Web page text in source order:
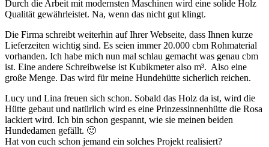
Durch die Arbeit mit modernsten Maschinen wird eine solide Holz
Qualität gewährleistet. Na, wenn das nicht gut klingt.
Die Firma schreibt weiterhin auf Ihrer Webseite, dass Ihnen kurze
Lieferzeiten wichtig sind. Es seien immer 20.000 cbm Rohmaterial
vorhanden. Ich habe mich nun mal schlau gemacht was genau cbm
ist. Eine andere Schreibweise ist Kubikmeter also m³. Also eine
große Menge. Das wird für meine Hundehütte sicherlich reichen.
Lucy und Lina freuen sich schon. Sobald das Holz da ist, wird die
Hütte gebaut und natürlich wird es eine Prinzessinnenhütte die Rosa
lackiert wird. Ich bin schon gespannt, wie sie meinen beiden
Hundedamen gefällt. 🙂
Hat von euch schon jemand ein solches Projekt realisiert?